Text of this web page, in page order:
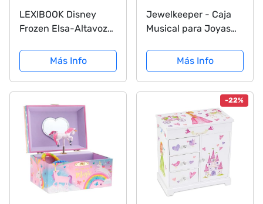
LEXIBOOK Disney
Frozen Elsa-Altavoz
micrófono, Cambiador
de Voz, Canciones de
demostración,
Morado y Azul
Más Info
Jewelkeeper - Caja
Musical para Joyas
Unicornio Arco Iris y
Estrellas de
Lentejuelas - Melodía
Más Info
-22%